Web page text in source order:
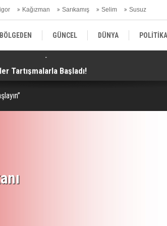
Kağızman Sarıkamış Selim Susuz
BÖLGEDEN GÜNCEL DÜNYA POLİTİKA
Tartışmalarla Başladı!